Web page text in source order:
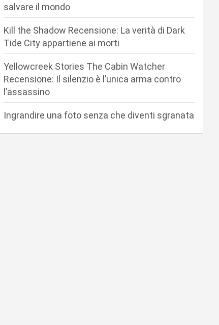
salvare il mondo
Kill the Shadow Recensione: La verità di Dark
Tide City appartiene ai morti
Yellowcreek Stories The Cabin Watcher
Recensione: Il silenzio è l’unica arma contro
l’assassino
Ingrandire una foto senza che diventi sgranata